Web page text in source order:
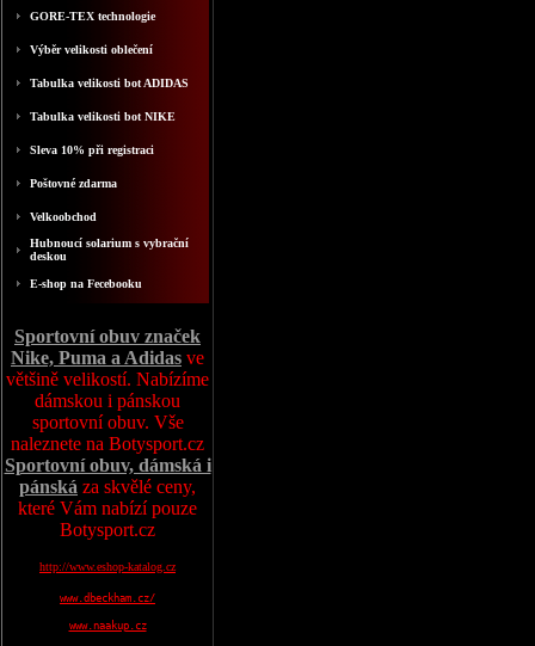
GORE-TEX technologie
Výběr velikosti oblečení
Tabulka velikosti bot ADIDAS
Tabulka velikosti bot NIKE
Sleva 10% při registraci
Poštovné zdarma
Velkoobchod
Hubnoucí solarium s vybrační
deskou
E-shop na Fecebooku
Sportovní obuv značek
Nike, Puma a Adidas ve
většině velikostí. Nabízíme
dámskou i pánskou
sportovní obuv. Vše
naleznete na Botysport.cz
Sportovní obuv, dámská i
pánská za skvělé ceny,
které Vám nabízí pouze
Botysport.cz
http://www.eshop-katalog.cz
www.dbeckham.cz/
www.naakup.cz